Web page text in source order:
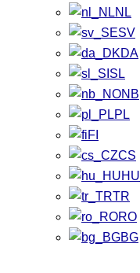
NL
SV
DA
SL
NB
PL
FI
CS
HU
TR
RO
BG